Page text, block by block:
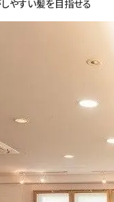
やすい髪を目指せる